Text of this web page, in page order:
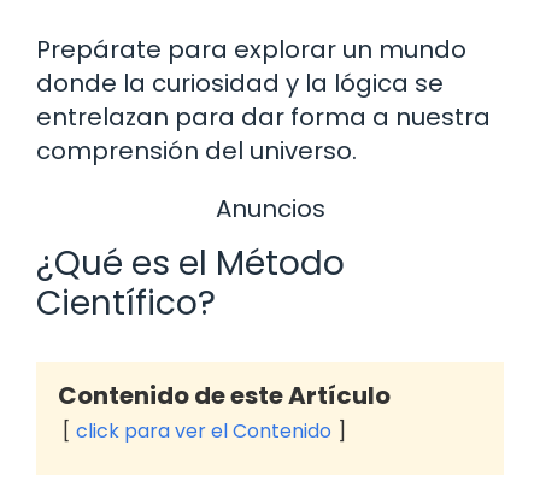
Prepárate para explorar un mundo
donde la curiosidad y la lógica se
entrelazan para dar forma a nuestra
comprensión del universo.
Anuncios
¿Qué es el Método
Científico?
Contenido de este Artículo
click para ver el Contenido